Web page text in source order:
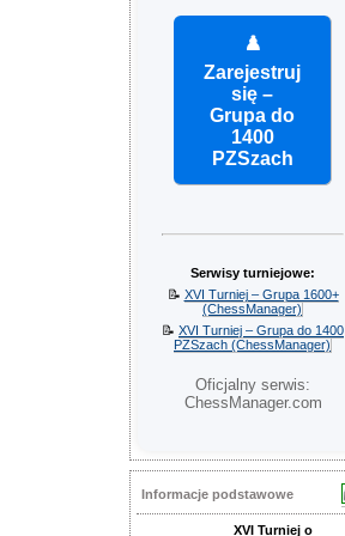
♟️
Zarejestruj
się –
Grupa do
1400
PZSzach
Serwisy turniejowe:
📝 XVI Turniej – Grupa 1600+
(ChessManager)
📝 XVI Turniej – Grupa do 1400
PZSzach (ChessManager)
Oficjalny serwis:
ChessManager.com
Informacje podstawowe
XVI Turniej o